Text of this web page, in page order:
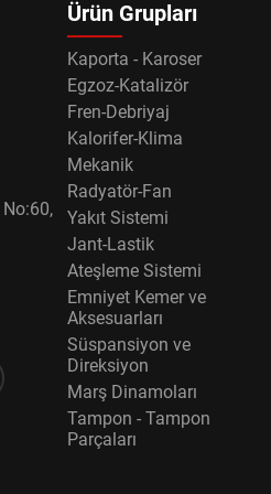
Ürün Grupları
Kaporta - Karoser
Egzoz-Katalizör
Fren-Debriyaj
Kalorifer-Klima
Mekanik
Radyatör-Fan
Yakıt Sistemi
Jant-Lastik
Ateşleme Sistemi
Emniyet Kemer ve
Aksesuarları
Süspansiyon ve
Direksiyon
Marş Dinamoları
Tampon - Tampon
Parçaları